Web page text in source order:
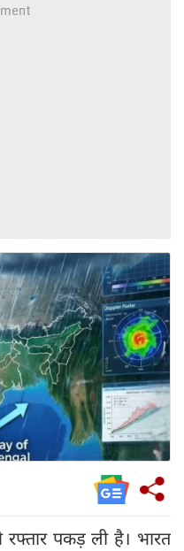
पकड़ ली है। भारत